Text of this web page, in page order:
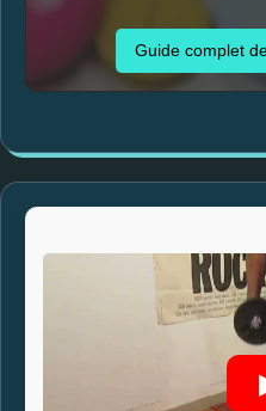
Guide complet